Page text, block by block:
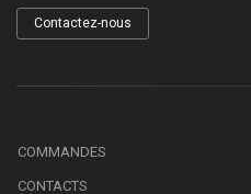
Contactez-nous
COMMANDES
CONTACTS